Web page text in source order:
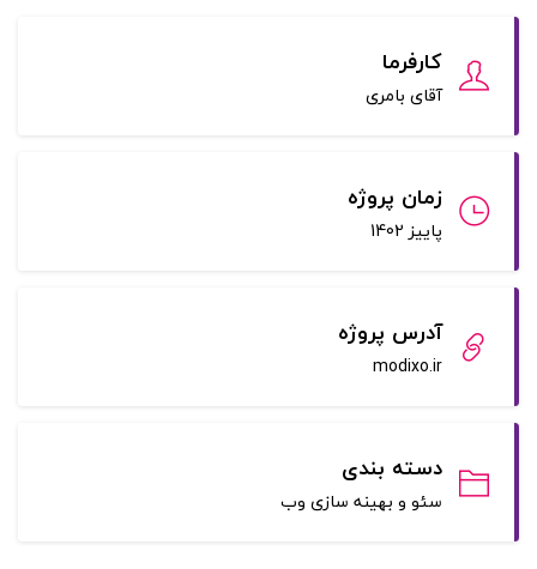
کارفرما
آقای بامری
زمان پروژه
پاییز 1402
آدرس پروژه
modixo.ir
دسته بندی
سئو و بهینه سازی وب